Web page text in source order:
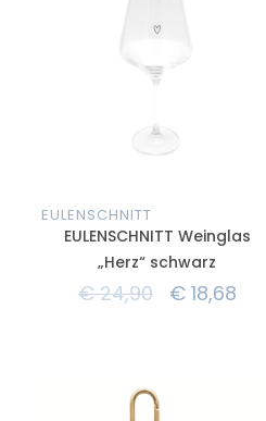
EULENSCHNITT
EULENSCHNITT Weinglas
„Herz“ schwarz
€24,90 €18,68